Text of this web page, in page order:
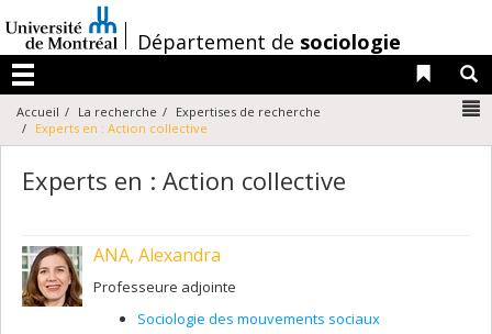
au
contenu
/Département de sociologie
Menu
Liens
Accueil La recherche
Expertises de recherche
Experts en : Action collective
Experts en : Action collective
ANA, Alexandra
Professeure adjointe
Sociologie des mouvements sociaux